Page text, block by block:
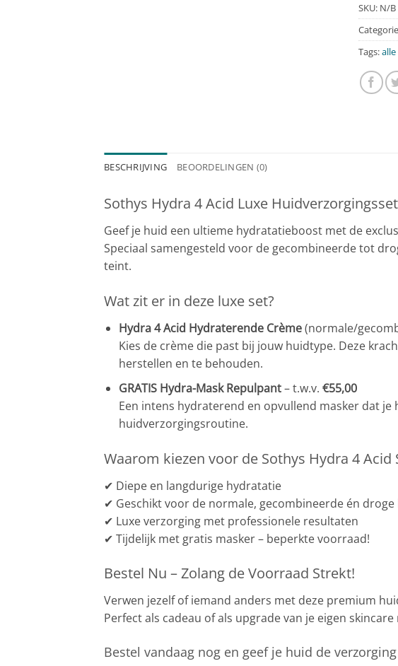
SKU: N/B
Tags:
BESCHRIJVING BEOORDELINGEN (0)
Sothys Hydra 4 Acid Luxe
Geef je huid een ultieme hydratatieboost met de
Speciaal samengesteld voor de gecombineerde tot
teint.
Wat zit er in deze luxe set?
Hydra 4 Acid Hydraterende Crème(normale/
Kies de crème die past bij jouw huidtype. Deze
herstellen en te behouden.
GRATIS Hydra-Mask Repulpant– t.w.v. €55,00
Een intens hydraterend en opvullend masker dat
huidverzorgingsroutine.
Waarom kiezen voor de Sothys Hydra 4 Acid
✔ Diepe en langdurige hydratatie
✔ Geschikt voor de normale, gecombineerde én droge
✔ Luxe verzorging met professionele resultaten
✔ Tijdelijk met gratis masker – beperkte voorraad!
Bestel Nu – Zolang de Voorraad Strekt!
Verwen jezelf of iemand anders met deze premium
Perfect als cadeau of als upgrade van je eigen
Bestel vandaag nog en geef je huid de